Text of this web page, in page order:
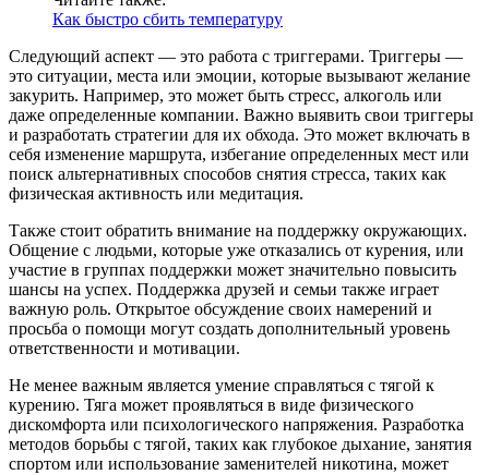
Как быстро сбить температуру
Следующий аспект — это работа с триггерами. Триггеры —
это ситуации, места или эмоции, которые вызывают желание
закурить. Например, это может быть стресс, алкоголь или
даже определенные компании. Важно выявить свои триггеры
и разработать стратегии для их обхода. Это может включать в
себя изменение маршрута, избегание определенных мест или
поиск альтернативных способов снятия стресса, таких как
физическая активность или медитация.
Также стоит обратить внимание на поддержку окружающих.
Общение с людьми, которые уже отказались от курения, или
участие в группах поддержки может значительно повысить
шансы на успех. Поддержка друзей и семьи также играет
важную роль. Открытое обсуждение своих намерений и
просьба о помощи могут создать дополнительный уровень
ответственности и мотивации.
Не менее важным является умение справляться с тягой к
курению. Тяга может проявляться в виде физического
дискомфорта или психологического напряжения. Разработка
методов борьбы с тягой, таких как глубокое дыхание, занятия
спортом или использование заменителей никотина, может